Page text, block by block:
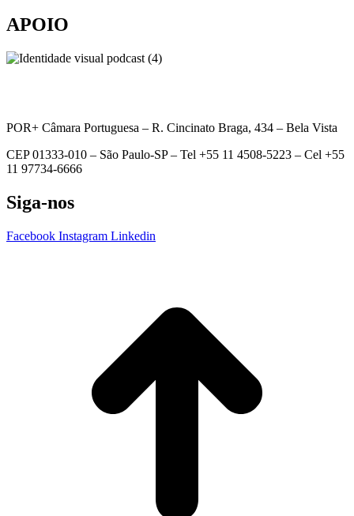
APOIO
POR+ Câmara Portuguesa – R. Cincinato Braga, 434 – Bela Vista
CEP 01333-010 – São Paulo-SP – Tel +55 11 4508-5223 – Cel +55
11 97734-6666
Siga-nos
Facebook Instagram Linkedin